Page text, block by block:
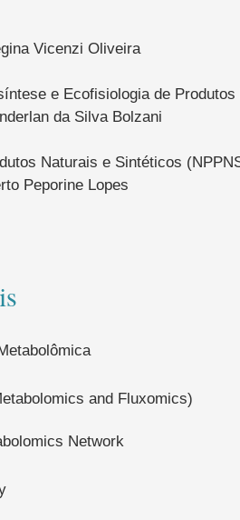
Vicenzi Oliveira
e Ecofisiologia de
da Silva Bolzani
Naturais e Sintéticos
Peporine Lopes
and Fluxomics)
Network